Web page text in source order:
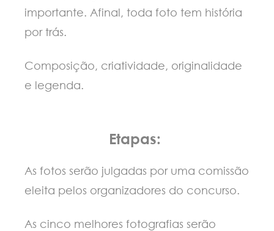
importante. Afinal, toda foto tem história
por trás.
Composição, criatividade, originalidade
e legenda.
Etapas:
As fotos serão julgadas por uma comissão
eleita pelos organizadores do concurso.
As cinco melhores fotografias serão